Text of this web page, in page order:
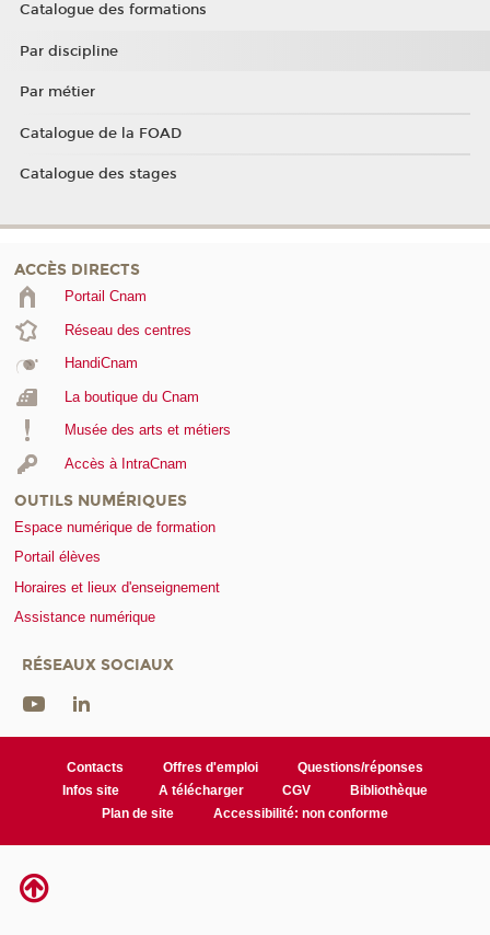
Catalogue des formations
Par discipline
Par métier
Catalogue de la FOAD
Catalogue des stages
ACCÈS DIRECTS
Portail Cnam
Réseau des centres
HandiCnam
La boutique du Cnam
Musée des arts et métiers
Accès à IntraCnam
OUTILS NUMÉRIQUES
Espace numérique de formation
Portail élèves
Horaires et lieux d'enseignement
Assistance numérique
RÉSEAUX SOCIAUX
Contacts Offres d'emploi
Questions/réponses
Infos site
A télécharger CGV
Bibliothèque
Plan de site
Accessibilité: non conforme